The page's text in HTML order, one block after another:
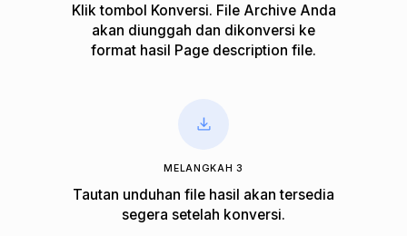
Klik tombol Konversi. File Archive Anda
akan diunggah dan dikonversi ke
format hasil Page description file.
MELANGKAH 3
Tautan unduhan file hasil akan tersedia
segera setelah konversi.